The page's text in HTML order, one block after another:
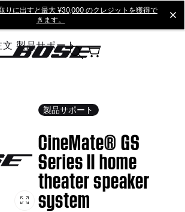
りに出すと最大 ¥30,000 のクレジットを獲得で
きます。
文 製品サポート
製品サポート
CineMate® GS
Series II home
theater speaker
system